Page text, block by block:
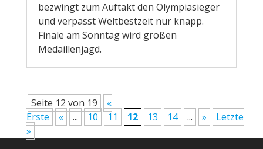
bezwingt zum Auftakt den Olympiasieger
und verpasst Weltbestzeit nur knapp.
Finale am Sonntag wird großen
Medaillenjagd.
Seite 12 von 19
«
Erste
« ... 10 11 12 13 14 ... »
Letzte
»